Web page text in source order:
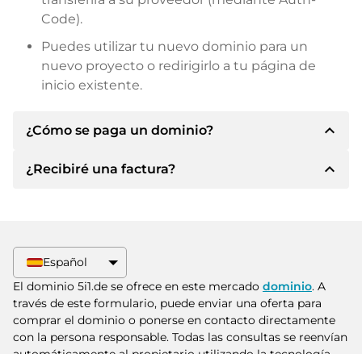
Code).
Puedes utilizar tu nuevo dominio para un
nuevo proyecto o redirigirlo a tu página de
inicio existente.
¿Cómo se paga un dominio? expand_less
Tras llegar a un acuerdo, el propietario le
Paypal u otros métodos de pago.
Indique siempre el nombre de dominio y el
número de factura al realizar la transferencia.
¿Recibiré una factura? expand_less
superiores, también recibirá un contrato de
compra adicional si lo solicita.
Español
El dominio 5i1.de se ofrece en este mercado dominio. A
través de este formulario, puede enviar una oferta para
comprar el dominio o ponerse en contacto directamente
con la persona responsable. Todas las consultas se reenvían